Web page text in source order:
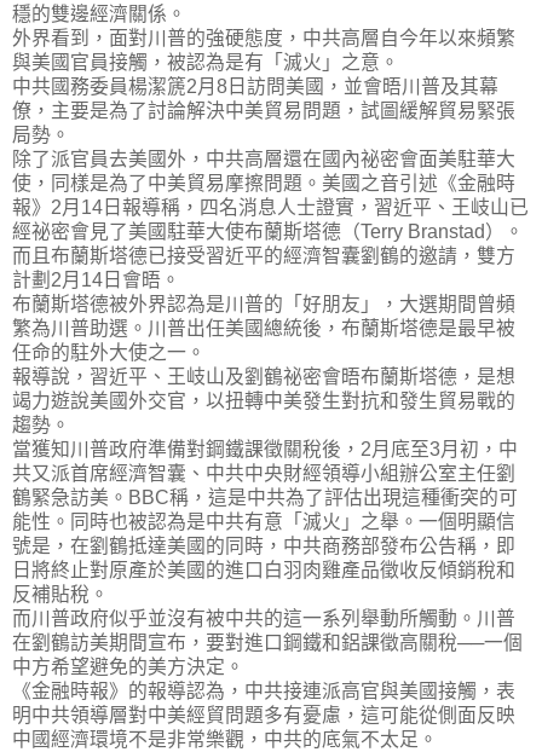
穩的雙邊經濟關係。
外界看到，面對川普的強硬態度，中共高層自今年以來頻繁
與美國官員接觸，被認為是有「滅火」之意。
中共國務委員楊潔篪2月 8 日訪問美國，並會晤川普及其幕
僚，主要是為了討論解決中美貿易問題，試圖緩解貿易緊張
局勢。
除了派官員去美國外，中共高層還在國內祕密會面美駐華大
使，同樣是為了中美貿易摩擦問題。美國之音引述《金融時
報》 2月 14 日報導稱，四名消息人士證實，習近平、王岐山已
經祕密會見了美國駐華大使布蘭斯塔德（Terry Branstad）。
而且布蘭斯塔德已接受習近平的經濟智囊劉鶴的邀請，雙方
計劃 2月 14 日會晤。
布蘭斯塔德被外界認為是川普的「好朋友」，大選期間曾頻
繁為川普助選。川普出任美國總統後，布蘭斯塔德是最早被
任命的駐外大使之一。
報導說，習近平、王岐山及劉鶴祕密會晤布蘭斯塔德，是想
竭力遊說美國外交官，以扭轉中美發生對抗和發生貿易戰的
趨勢。
當獲知川普政府準備對鋼鐵課徵關稅後， 2月底至3月初，中
共又派首席經濟智囊、中共中央財經領導小組辦公室主任劉
鶴緊急訪美。 BBC稱，這是中共為了評估出現這種衝突的可
能性。同時也被認為是中共有意「滅火」之舉。一個明顯信
號是，在劉鶴抵達美國的同時，中共商務部發布公告稱，即
日將終止對原產於美國的進口白羽肉雞產品徵收反傾銷稅和
反補貼稅。
而川普政府似乎並沒有被中共的這一系列舉動所觸動。川普
在劉鶴訪美期間宣布，要對進口鋼鐵和鋁課徵高關稅──一個
中方希望避免的美方決定。
《金融時報》的報導認為，中共接連派高官與美國接觸，表
明中共領導層對中美經貿問題多有憂慮，這可能從側面反映
中國經濟環境不是非常樂觀，中共的底氣不太足。